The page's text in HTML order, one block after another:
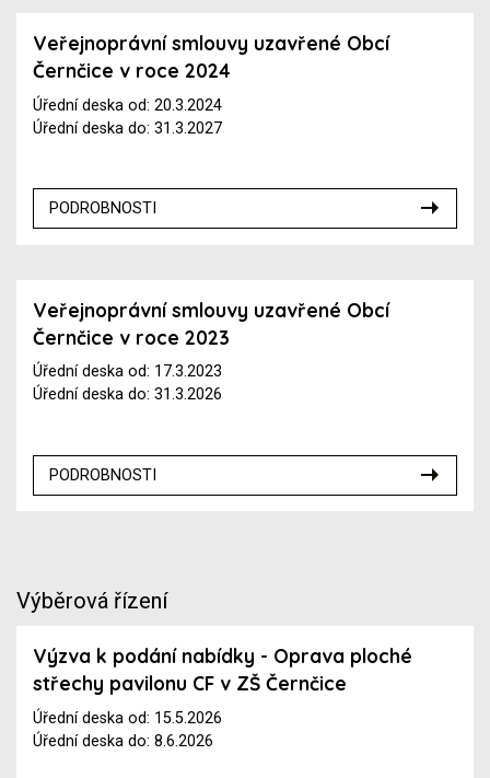
Veřejnoprávní smlouvy uzavřené Obcí
Černčice v roce 2024
Úřední deska od: 20.3.2024
Úřední deska do: 31.3.2027
PODROBNOSTI
Veřejnoprávní smlouvy uzavřené Obcí
Černčice v roce 2023
Úřední deska od: 17.3.2023
Úřední deska do: 31.3.2026
PODROBNOSTI
Výběrová řízení
Výzva k podání nabídky - Oprava ploché
střechy pavilonu CF v ZŠ Černčice
Úřední deska od: 15.5.2026
Úřední deska do: 8.6.2026